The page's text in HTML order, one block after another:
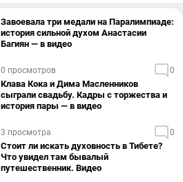
Завоевала три медали на Паралимпиаде:
история сильной духом Анастасии
Багиян — в видео
0 просмотров 0
Клава Кока и Дима Масленников
сыграли свадьбу. Кадры с торжества и
история пары — в видео
3 просмотра 0
Стоит ли искать духовность в Тибете?
Что увидел там бывалый
путешественник. Видео